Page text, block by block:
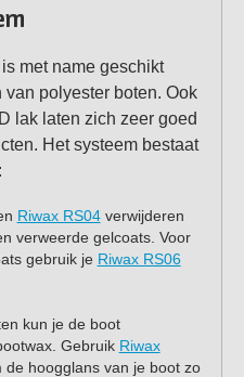
met name geschikt
polyester boten. Ook
lak laten zich zeer goed
Het systeem bestaat
Riwax RS04verwijderen
verweerde gelcoats. Voor
gebruik je Riwax RS06
kun je de boot
Gebruik Riwax
hoogglans van je boot zo